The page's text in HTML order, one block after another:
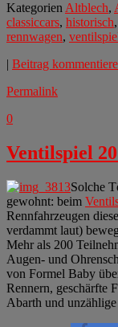
KategorienAltblech,
classiccars, historisch,
rennwagen,
| Beitrag
Permalink
0
Ventilspiel
Solche
gewohnt: beim
Rennfahrzeugen
verdammt laut)
Mehr als 200
Augen- und
von Formel Baby
Rennern, geschärfte
Abarth und